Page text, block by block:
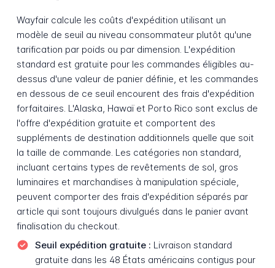
Wayfair calcule les coûts d'expédition utilisant un
modèle de seuil au niveau consommateur plutôt qu'une
tarification par poids ou par dimension. L'expédition
standard est gratuite pour les commandes éligibles au-
dessus d'une valeur de panier définie, et les commandes
en dessous de ce seuil encourent des frais d'expédition
forfaitaires. L'Alaska, Hawaï et Porto Rico sont exclus de
l'offre d'expédition gratuite et comportent des
suppléments de destination additionnels quelle que soit
la taille de commande. Les catégories non standard,
incluant certains types de revêtements de sol, gros
luminaires et marchandises à manipulation spéciale,
peuvent comporter des frais d'expédition séparés par
article qui sont toujours divulgués dans le panier avant
finalisation du checkout.
Seuil expédition gratuite : Livraison standard
gratuite dans les 48 États américains contigus pour